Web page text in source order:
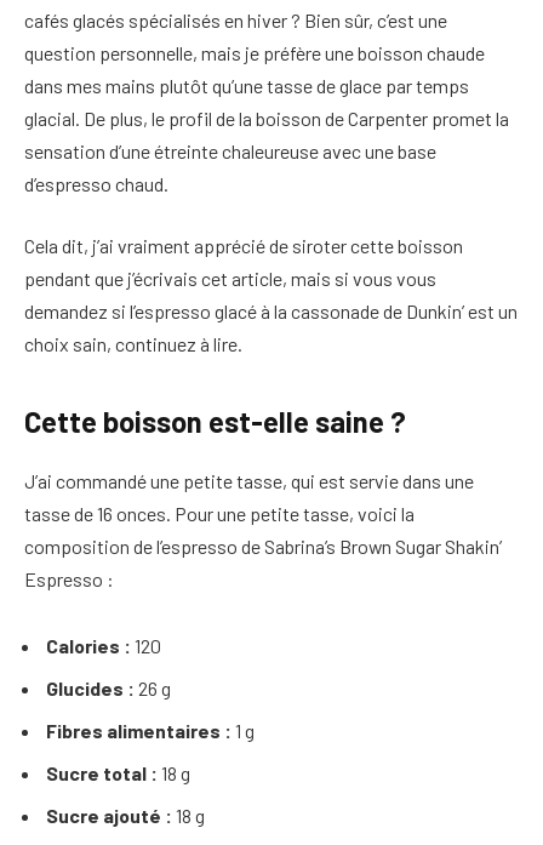
cafés glacés spécialisés en hiver ? Bien sûr, c’est une
question personnelle, mais je préfère une boisson chaude
dans mes mains plutôt qu’une tasse de glace par temps
glacial. De plus, le profil de la boisson de Carpenter promet la
sensation d’une étreinte chaleureuse avec une base
d’espresso chaud.
Cela dit, j’ai vraiment apprécié de siroter cette boisson
pendant que j’écrivais cet article, mais si vous vous
demandez si l’espresso glacé à la cassonade de Dunkin’ est un
choix sain, continuez à lire.
Cette boisson est-elle saine ?
J’ai commandé une petite tasse, qui est servie dans une
tasse de 16 onces. Pour une petite tasse, voici la
composition de l’espresso de Sabrina’s Brown Sugar Shakin’
Espresso :
Calories : 120
Glucides : 26 g
Fibres alimentaires : 1 g
Sucre total : 18 g
Sucre ajouté : 18 g